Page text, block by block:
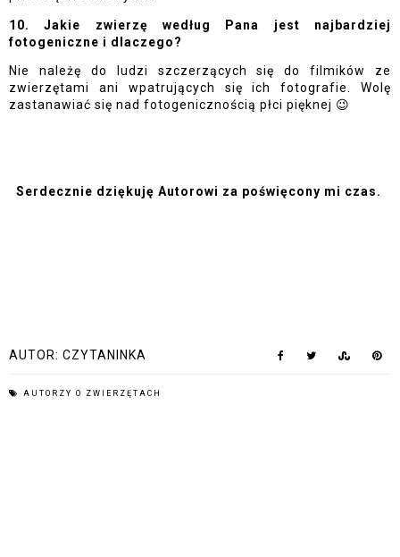
10. Jakie zwierzę według Pana jest najbardziej
fotogeniczne i dlaczego?
Nie należę do ludzi szczerzących się do filmików ze
zwierzętami ani wpatrujących się ich fotografie. Wolę
zastanawiać się nad fotogenicznością płci pięknej 😉
Serdecznie dziękuję Autorowi za poświęcony mi czas.
AUTOR: CZYTANINKA
AUTORZY O ZWIERZĘTACH